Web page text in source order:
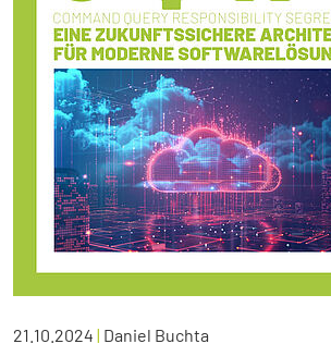
21.10.2024 | Daniel Buchta